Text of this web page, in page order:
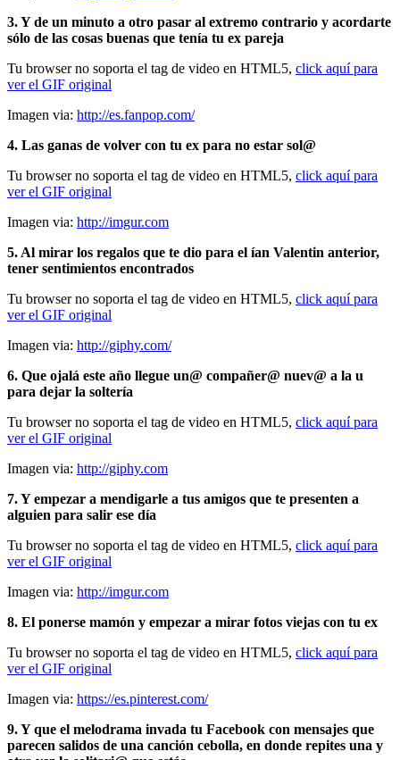
3. Y de un minuto a otro pasar al extremo contrario y acordarte
sólo de las cosas buenas que tenía tu ex pareja
Tu browser no soporta el tag de video en HTML5, click aquí para
ver el GIF original
Imagen via: http://es.fanpop.com/
4. Las ganas de volver con tu ex para no estar sol@
Tu browser no soporta el tag de video en HTML5, click aquí para
ver el GIF original
Imagen via: http://imgur.com
5. Al mirar los regalos que te dio para el ían Valentin anterior,
tener sentimientos encontrados
Tu browser no soporta el tag de video en HTML5, click aquí para
ver el GIF original
Imagen via: http://giphy.com/
6. Que ojalá este año llegue un@ compañer@ nuev@ a la u
para dejar la soltería
Tu browser no soporta el tag de video en HTML5, click aquí para
ver el GIF original
Imagen via: http://giphy.com
7. Y empezar a mendigarle a tus amigos que te presenten a
alguien para salir ese día
Tu browser no soporta el tag de video en HTML5, click aquí para
ver el GIF original
Imagen via: http://imgur.com
8. El ponerse mamón y empezar a mirar fotos viejas con tu ex
Tu browser no soporta el tag de video en HTML5, click aquí para
ver el GIF original
Imagen via: https://es.pinterest.com/
9. Y que el melodrama invada tu Facebook con mensajes que
parecen salidos de una canción cebolla, en donde repites una y